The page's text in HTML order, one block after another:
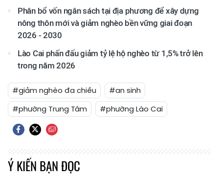
Phân bổ vốn ngân sách tại địa phương để xây dựng
nông thôn mới và giảm nghèo bền vững giai đoạn
2026 - 2030
Lào Cai phấn đấu giảm tỷ lệ hộ nghèo từ 1,5% trở lên
trong năm 2026
#giảm nghèo đa chiều
#an sinh
#phường Trung Tâm
#phường Lào Cai
Ý KIẾN BẠN ĐỌC